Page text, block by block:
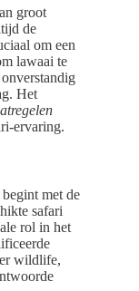
groot
de
om een
lawaai te
Het
ervaring.
met de
safari
rol in het
wildlife,